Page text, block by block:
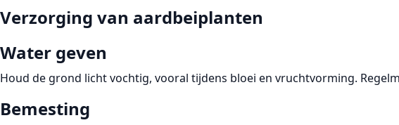
Verzorging van aardbeiplanten
Water geven
Houd de grond licht vochtig, vooral tijdens bloei en vruchtvorming.
Bemesting